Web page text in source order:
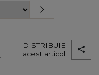
DISTRIBUIE
acest articol